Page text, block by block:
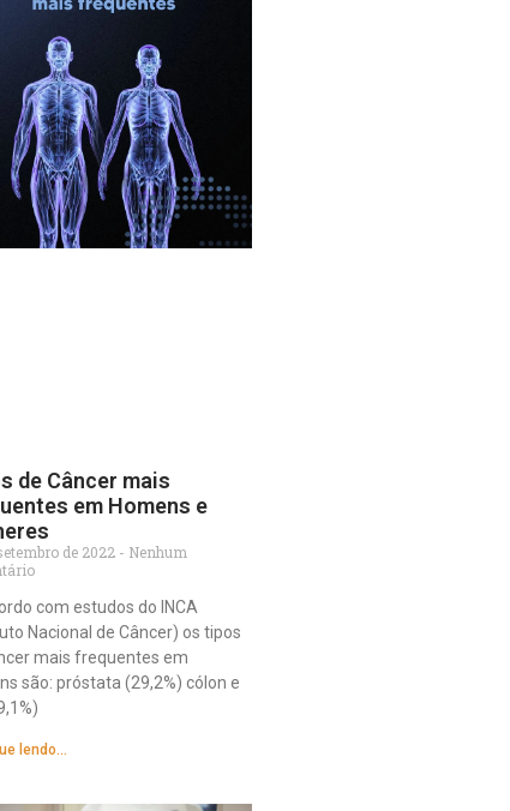
de Câncer mais
em Homens e
de 2022
Nenhum
com estudos do INCA
Nacional de Câncer) os tipos
mais frequentes em
são: próstata (29,2%) cólon e
lendo...